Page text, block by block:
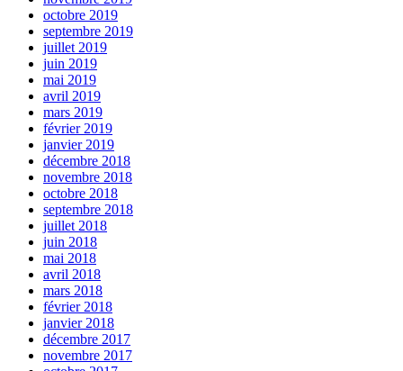
octobre 2019
septembre 2019
juillet 2019
juin 2019
mai 2019
avril 2019
mars 2019
février 2019
janvier 2019
décembre 2018
novembre 2018
octobre 2018
septembre 2018
juillet 2018
juin 2018
mai 2018
avril 2018
mars 2018
février 2018
janvier 2018
décembre 2017
novembre 2017